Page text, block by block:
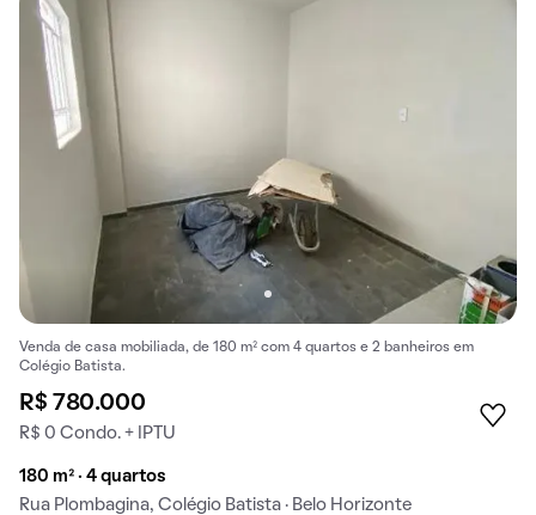
Venda de casa mobiliada, de 180 m² com 4 quartos e 2 banheiros em
Colégio Batista.
R$ 780.000
R$ 0 Condo. + IPTU
180 m² · 4 quartos
Rua Plombagina, Colégio Batista · Belo Horizonte